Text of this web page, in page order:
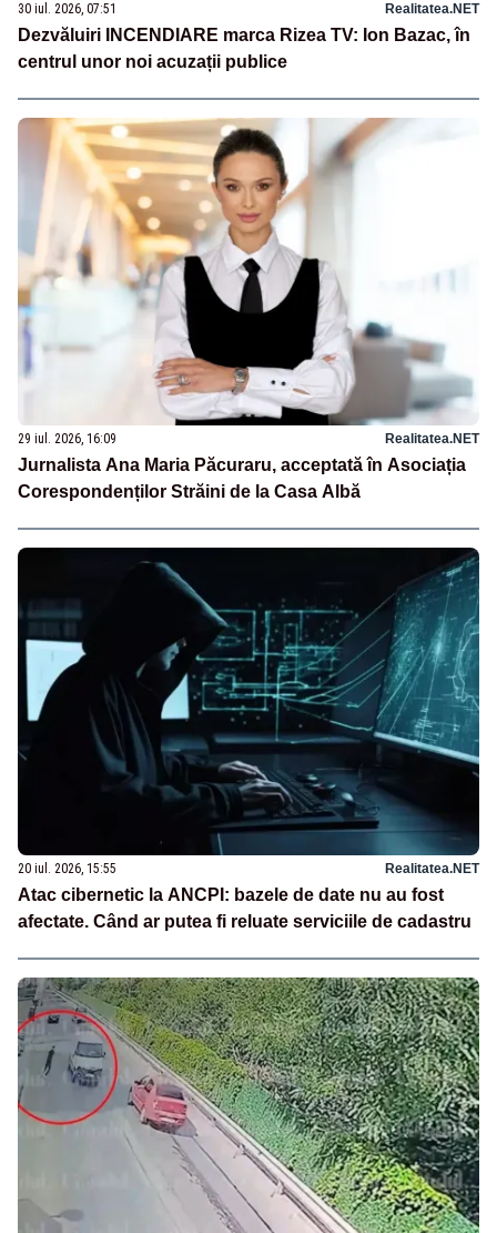
30 iul. 2026, 07:51 Realitatea.NET
Dezvăluiri INCENDIARE marca Rizea TV: Ion Bazac, în
centrul unor noi acuzații publice
29 iul. 2026, 16:09 Realitatea.NET
Jurnalista Ana Maria Păcuraru, acceptată în Asociația
Corespondenților Străini de la Casa Albă
20 iul. 2026, 15:55 Realitatea.NET
Atac cibernetic la ANCPI: bazele de date nu au fost
afectate. Când ar putea fi reluate serviciile de cadastru